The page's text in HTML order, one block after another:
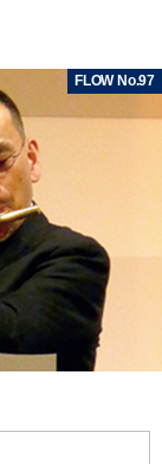
FLOW No.97